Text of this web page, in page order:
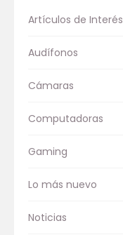
Artículos de Interés
Audífonos
Cámaras
Computadoras
Gaming
Lo más nuevo
Noticias